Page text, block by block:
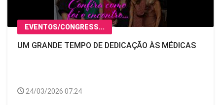
EVENTOS/CONGRESS...
UM GRANDE TEMPO DE DEDICAÇÃO ÀS MÉDICAS
24/03/2026 07:24